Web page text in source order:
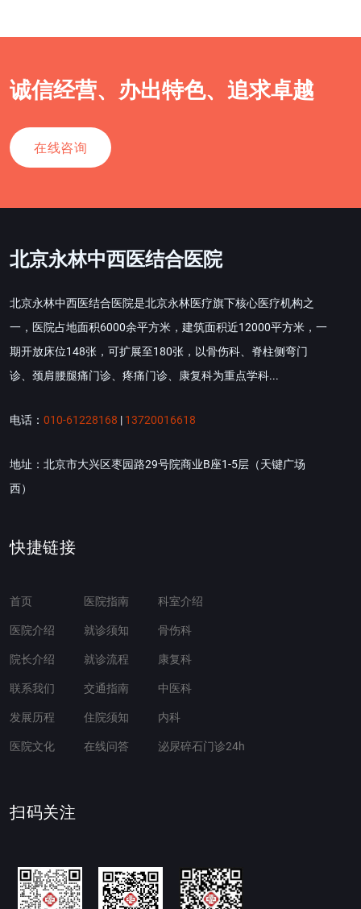
诚信经营、办出特色、追求卓越
在线咨询
北京永林中西医结合医院
北京永林中西医结合医院是北京永林医疗旗下核心医疗机构之
一，医院占地面积6000余平方米，建筑面积近12000平方米，一
期开放床位148张，可扩展至180张，以骨伤科、脊柱侧弯门
诊、颈肩腰腿痛门诊、疼痛门诊、康复科为重点学科...
电话： 010-61228168 | 13720016618
地址：北京市大兴区枣园路29号院商业B座1-5层（天键广场
西）
快捷链接
首页
医院介绍
院长介绍
联系我们
发展历程
医院文化
医院指南
就诊须知
就诊流程
交通指南
住院须知
在线问答
科室介绍
骨伤科
康复科
中医科
内科
泌尿碎石门诊24h
扫码关注